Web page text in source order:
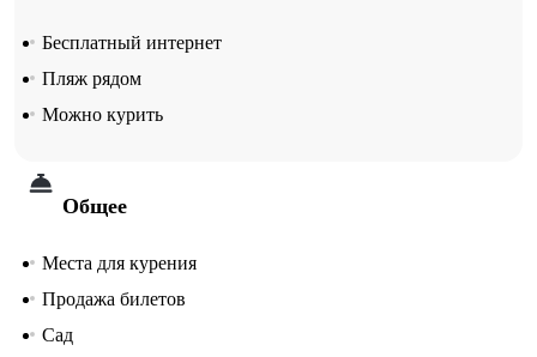
Бесплатный интернет
Пляж рядом
Можно курить
Общее
Места для курения
Продажа билетов
Сад